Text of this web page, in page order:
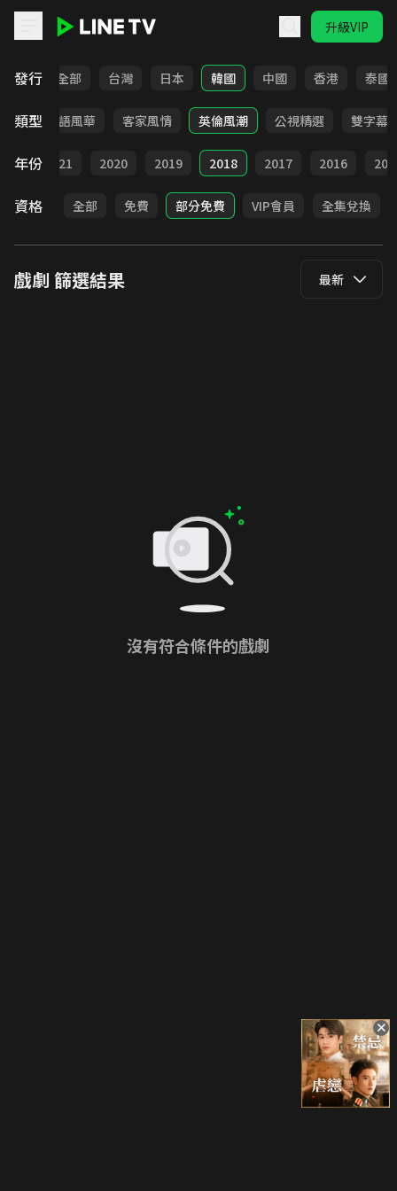
升級VIP
發行 全部 台灣 日本 韓國 中國 香港 泰國
類型
俠 台語風華 客家風情 英倫風潮 公視精選 雙字幕
年份 2021 2020 2019 2018 2017 2016
資格 全部 免費 部分免費 VIP會員 全集兌換
戲劇 篩選結果 最新
沒有符合條件的戲劇